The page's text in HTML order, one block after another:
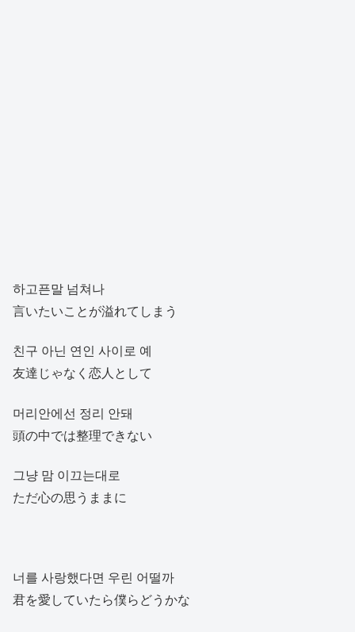
하고픈말 넘쳐나
言いたいことが溢れてしまう
친구 아닌 연인 사이로 예
友達じゃなく恋人として
머리안에선 정리 안돼
頭の中では整理できない
그냥 맘 이끄는대로
ただ心の思うままに
너를 사랑했다면 우린 어떨까
君を愛していたら僕らどうかな